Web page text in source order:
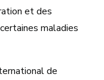
et des
maladies
de